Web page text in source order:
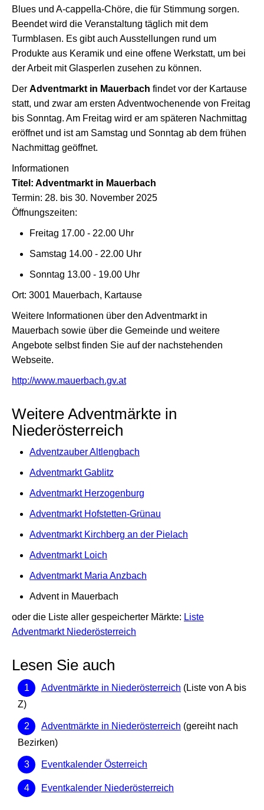
Blues und A-cappella-Chöre, die für Stimmung sorgen.
Beendet wird die Veranstaltung täglich mit dem
Turmblasen. Es gibt auch Ausstellungen rund um
Produkte aus Keramik und eine offene Werkstatt, um bei
der Arbeit mit Glasperlen zusehen zu können.
Der Adventmarkt in Mauerbach findet vor der Kartause
statt, und zwar am ersten Adventwochenende von Freitag
bis Sonntag. Am Freitag wird er am späteren Nachmittag
eröffnet und ist am Samstag und Sonntag ab dem frühen
Nachmittag geöffnet.
Informationen
Titel: Adventmarkt in Mauerbach
Termin: 28. bis 30. November 2025
Öffnungszeiten:
Freitag 17.00 - 22.00 Uhr
Samstag 14.00 - 22.00 Uhr
Sonntag 13.00 - 19.00 Uhr
Ort: 3001 Mauerbach, Kartause
Weitere Informationen über den Adventmarkt in
Mauerbach sowie über die Gemeinde und weitere
Angebote selbst finden Sie auf der nachstehenden
Webseite.
http://www.mauerbach.gv.at
Weitere Adventmärkte in
Niederösterreich
Adventzauber Altlengbach
Adventmarkt Gablitz
Adventmarkt Herzogenburg
Adventmarkt Hofstetten-Grünau
Adventmarkt Kirchberg an der Pielach
Adventmarkt Loich
Adventmarkt Maria Anzbach
Advent in Mauerbach
oder die Liste aller gespeicherter Märkte: Liste
Adventmarkt Niederösterreich
Lesen Sie auch
Adventmärkte in Niederösterreich (Liste von A bis
Z)
Adventmärkte in Niederösterreich (gereiht nach
Bezirken)
Eventkalender Österreich
Eventkalender Niederösterreich